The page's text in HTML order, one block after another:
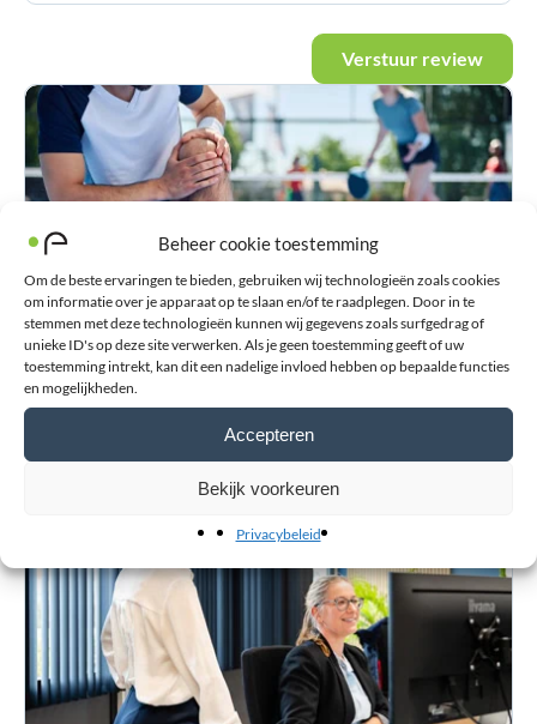
Beheer cookie toestemming
Om de beste ervaringen te bieden, gebruiken wij technologieën zoals cookies
om informatie over je apparaat op te slaan en/of te raadplegen. Door in te
stemmen met deze technologieën kunnen wij gegevens zoals surfgedrag of
unieke ID's op deze site verwerken. Als je geen toestemming geeft of uw
toestemming intrekt, kan dit een nadelige invloed hebben op bepaalde functies
en mogelijkheden.
Accepteren
Bekijk voorkeuren
Privacybeleid
Verstuur review
Blessurewijzer
Informatie over blessures en advies bij de aanschaf van
orthopedische hulpmiddelen zoals braces en (sport-)